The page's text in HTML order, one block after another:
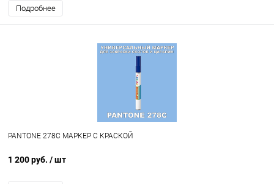
Подробнее
PANTONE 278C МАРКЕР С КРАСКОЙ
1 200 руб. / шт